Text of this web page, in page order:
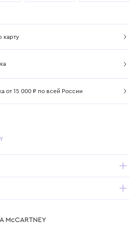
карту
от 15 000 ₽ по всей России